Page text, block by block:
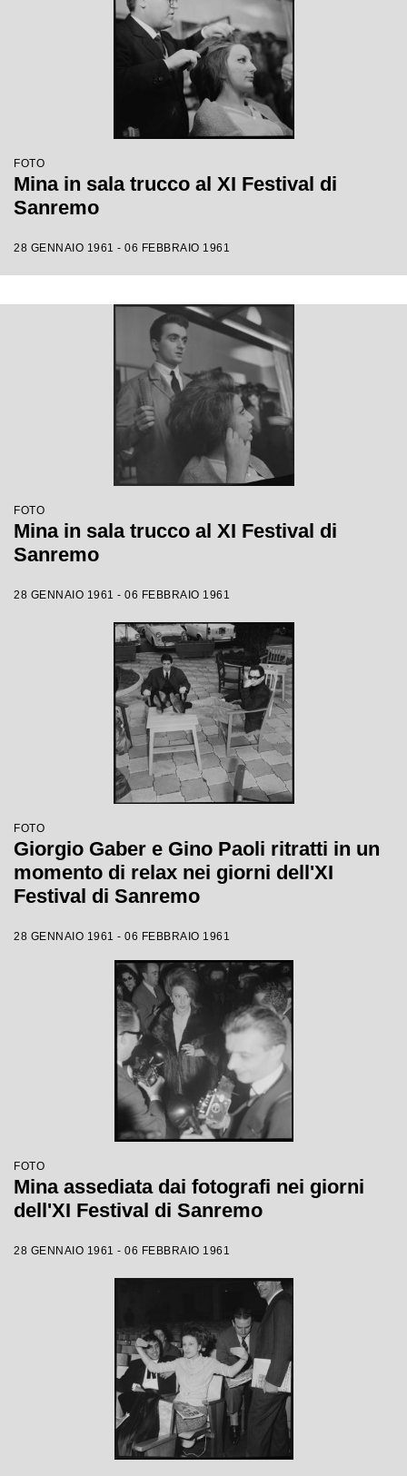
FOTO
Mina in sala trucco al XI Festival di
Sanremo
28 GENNAIO 1961 - 06 FEBBRAIO 1961
FOTO
Mina in sala trucco al XI Festival di
Sanremo
28 GENNAIO 1961 - 06 FEBBRAIO 1961
FOTO
Giorgio Gaber e Gino Paoli ritratti in un
momento di relax nei giorni dell'XI
Festival di Sanremo
28 GENNAIO 1961 - 06 FEBBRAIO 1961
FOTO
Mina assediata dai fotografi nei giorni
dell'XI Festival di Sanremo
28 GENNAIO 1961 - 06 FEBBRAIO 1961